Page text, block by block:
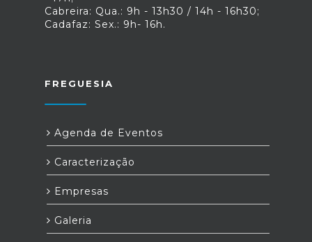
Cabreira: Qua.: 9h - 13h30 / 14h - 16h30;
Cadafaz: Sex.: 9h- 16h.
FREGUESIA
Agenda de Eventos
Caracterização
Empresas
Galeria